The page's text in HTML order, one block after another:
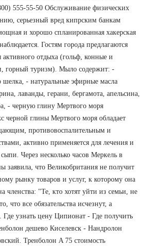
555-55-50 Обслуживание физических
серьезный вред кипрским банкам
и хорошо спланированная хакерская
Гостям города предлагаются
отдыха (гольф, конные и
горный туризм). Мыло содержит: -
шелка, - натуральные эфирные масла
лаванды, герани, бергамота, апельсина,
- черную глину Мертвого моря
черной глины Мертвого моря обладает
противовоспалительным и
активно применяется для лечения и
Через несколько часов Меркель в
заявила, что Великобритания не получит
рынку товаров и услуг, к которому она
членства: "Те, кто хотят уйти из семьи, не
что все обязательства исчезнут, а
Где узнать цену Ципионат - Где получить
дешево Киселевск - Нандролон
Тренболон A 75 стоимость